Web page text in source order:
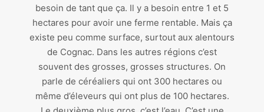
besoin de tant que ça. Il y a besoin entre 1 et 5
hectares pour avoir une ferme rentable. Mais ça
existe peu comme surface, surtout aux alentours
de Cognac. Dans les autres régions c’est
souvent des grosses, grosses structures. On
parle de céréaliers qui ont 300 hectares ou
même d’éleveurs qui ont plus de 100 hectares.